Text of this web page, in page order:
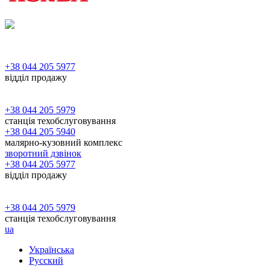
+38 044 205 5977
відділ продажу
+38 044 205 5979
станція техобслуговування
+38 044 205 5940
малярно-кузовний комплекс
зворотний дзвінок
+38 044 205 5977
відділ продажу
+38 044 205 5979
станція техобслуговування
ua
Українська
Русский